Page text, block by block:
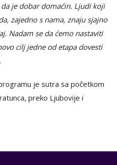
je dobar domaćin. Ljudi koji
zajedno s nama, znaju sjajno
Nadam se da ćemo nastaviti
cilj jedne od etapa dovesti
je sutra sa početkom
preko Ljubovije i